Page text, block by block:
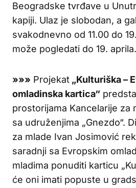
Beogradske tvrđave u
kapiji. Ulaz je slobodan, a
svakodnevno od 11.00 do
može pogledati do 19. aprila.
»»» Projekat „Kulturiška –
omladinska kartica“
prostorijama Kancelarije za
sa udruženjima „Gnezdo“.
za mlade Ivan Josimović
saradnji sa Evropskim
mladima ponuditi karticu
će oni imati popuste u